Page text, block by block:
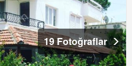
19 Fotoğraflar